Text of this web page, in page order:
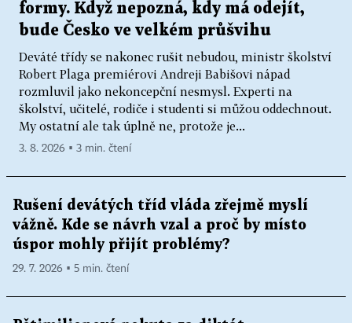
formy. Když nepozná, kdy má odejít,
bude Česko ve velkém průšvihu
Deváté třídy se nakonec rušit nebudou, ministr školství
Robert Plaga premiérovi Andreji Babišovi nápad
rozmluvil jako nekoncepční nesmysl. Experti na
školství, učitelé, rodiče i studenti si můžou oddechnout.
My ostatní ale tak úplně ne, protože je...
3. 8. 2026 ▪ 3 min. čtení
Rušení devátých tříd vláda zřejmě myslí
vážně. Kde se návrh vzal a proč by místo
úspor mohly přijít problémy?
29. 7. 2026 ▪ 5 min. čtení